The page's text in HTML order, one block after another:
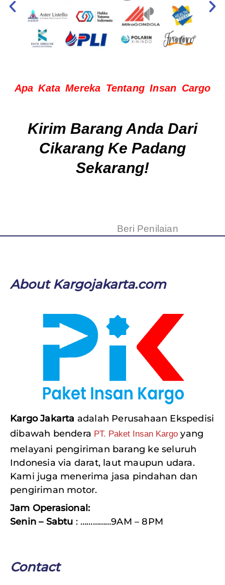
Ke Padang Sekarang!
Kargo Jakarta
adalah Perusahaan Ekspedisi
dibawah bendera
PT. Paket Insan Kargo
melayani pengiriman barang ke seluruh
Indonesia via darat, laut maupun udara.
Kami juga menerima jasa pindahan dan
pengiriman motor.
Jam Operasional:
Senin – Sabtu: ……………9AM – 8PM
Contact
Telp: (021) 5958-4485